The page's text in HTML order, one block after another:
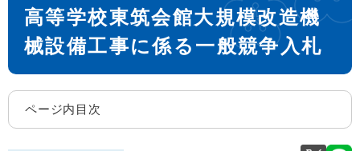
高等学校東筑会館大規模改造機
械設備工事に係る一般競争入札
ページ内目次